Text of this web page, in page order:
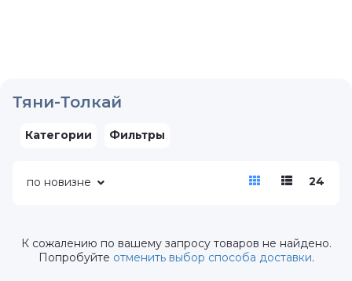
Тяни-Толкай
Категории Фильтры
по новизне 24
К сожалению по вашему запросу товаров не найдено.
Попробуйте отменить выбор способа доставки.